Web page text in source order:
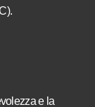
e la